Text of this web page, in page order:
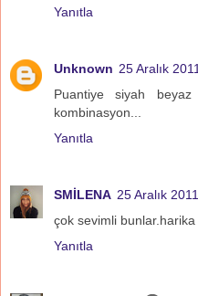
Yanıtla
Unknown 25 Aralık
Puantiye siyah
kombinasyon...
Yanıtla
SMİLENA 25 Aralık
çok sevimli
Yanıtla